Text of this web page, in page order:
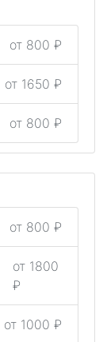
от 800 ₽
от 1650 ₽
от 800 ₽
от 800 ₽
от 1800
₽
от 1000 ₽